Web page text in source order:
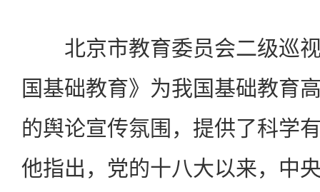
北京市教育委员会二级巡视
国基础教育》为我国基础教育
的舆论宣传氛围，提供了科学
他指出，党的十八大以来，中